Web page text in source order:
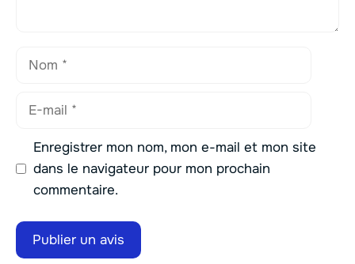
Nom
Enregistrer mon nom, mon e-mail et mon site
dans le navigateur pour mon prochain
commentaire.